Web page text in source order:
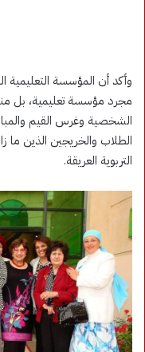
وأكد أن المؤسسة التعليمية
مجرد مؤسسة تعليمية، بل
الشخصية وغرس القيم
الطلاب والخريجين الذين ما
التربوية العريقة.